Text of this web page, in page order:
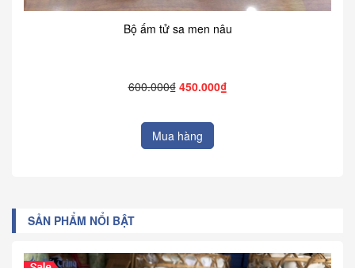
Bộ ấm tử sa men nâu
600.000₫ 450.000₫
Mua hàng
SẢN PHẨM NỔI BẬT